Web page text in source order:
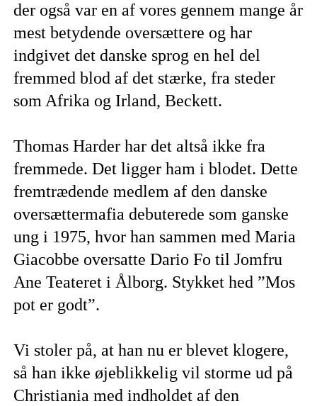
der også var en af vores gennem mange år
mest betydende oversættere og har
indgivet det danske sprog en hel del
fremmed blod af det stærke, fra steder
som Afrika og Irland, Beckett.
Thomas Harder har det altså ikke fra
fremmede. Det ligger ham i blodet. Dette
fremtrædende medlem af den danske
oversættermafia debuterede som ganske
ung i 1975, hvor han sammen med Maria
Giacobbe oversatte Dario Fo til Jomfru
Ane Teateret i Ålborg. Stykket hed ”Mos
pot er godt”.
Vi stoler på, at han nu er blevet klogere,
så han ikke øjeblikkelig vil storme ud på
Christiania med indholdet af den